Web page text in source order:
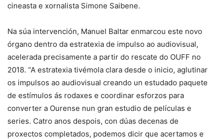
cineasta e xornalista Simone Saibene.
Na súa intervención, Manuel Baltar enmarcou este novo
órgano dentro da estratexia de impulso ao audiovisual,
acelerada precisamente a partir do rescate do OUFF no
2018. “A estratexia tivémola clara desde o inicio, aglutinar
os impulsos ao audiovisual creando un estudado paquete
de estímulos ás rodaxes e coordinar esforzos para
converter a Ourense nun gran estudio de películas e
series. Catro anos despois, con dúas decenas de
proxectos completados, podemos dicir que acertamos e